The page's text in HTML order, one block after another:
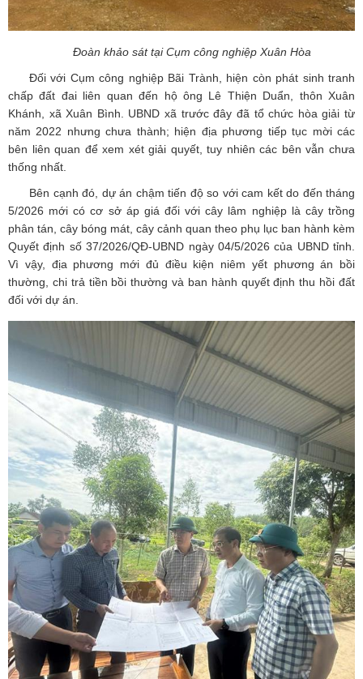
Đoàn khảo sát tại Cụm công nghiệp Xuân Hòa
Đối với Cụm công nghiệp Bãi Trành, hiện còn phát sinh tranh
chấp đất đai liên quan đến hộ ông Lê Thiện Duẩn, thôn Xuân
Khánh, xã Xuân Bình. UBND xã trước đây đã tổ chức hòa giải từ
năm 2022 nhưng chưa thành; hiện địa phương tiếp tục mời các
bên liên quan để xem xét giải quyết, tuy nhiên các bên vẫn chưa
thống nhất.
Bên cạnh đó, dự án chậm tiến độ so với cam kết do đến tháng
5/2026 mới có cơ sở áp giá đối với cây lâm nghiệp là cây trồng
phân tán, cây bóng mát, cây cảnh quan theo phụ lục ban hành kèm
Quyết định số 37/2026/QĐ-UBND ngày 04/5/2026 của UBND tỉnh.
Vì vậy, địa phương mới đủ điều kiện niêm yết phương án bồi
thường, chi trả tiền bồi thường và ban hành quyết định thu hồi đất
đối với dự án.